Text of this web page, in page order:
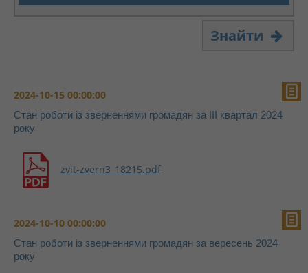
Знайти
2024-10-15 00:00:00
Стан роботи із зверненнями громадян за III квартал 2024
року
zvit-zvern3_18215.pdf
2024-10-10 00:00:00
Стан роботи із зверненнями громадян за вересень 2024
року